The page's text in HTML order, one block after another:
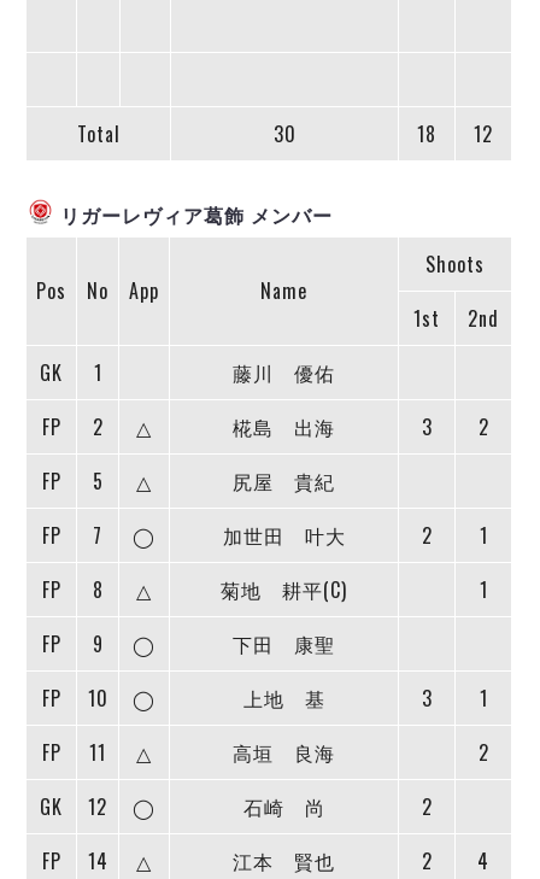
マルバ水戸FC
ヴィンセドール白山
デウソン神戸
ミラクルスマイル新居浜
Total 30 18 12
リガーレヴィア葛飾 メンバー
Pos No App Name
Shoots
1st
2nd
GK
1
藤川 優佑
FP
2 △ 椛島 出海 3
2
FP
5 △
尻屋 貴紀
FP
7 ◯ 加世田 叶大 2
1
FP
8 △ 菊地 耕平(C)
1
FP
9 ◯
下田 康聖
FP
10 ◯ 上地 基 3
1
FP
11 △ 高垣 良海
2
GK
12 ◯ 石崎 尚
2
FP
14 △ 江本 賢也 2
4